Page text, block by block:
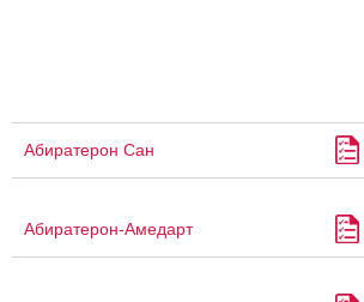
Абиратерон Сан
Абиратерон-Амедарт